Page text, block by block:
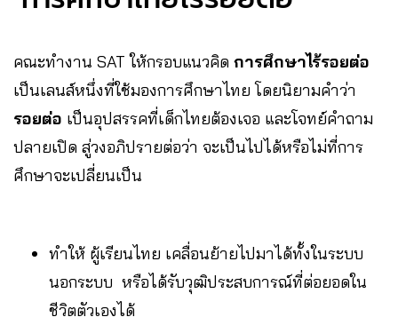
คณะทำงาน SAT ให้กรอบแนวคิด การศึกษาไร้รอยต่อ
เป็นเลนส์หนึ่งที่ใช้มองการศึกษาไทย โดยนิยามคำว่า
รอยต่อ เป็นอุปสรรคที่เด็กไทยต้องเจอ และโจทย์คำถาม
ปลายเปิด สู่วงอภิปรายต่อว่า จะเป็นไปได้หรือไม่ที่การ
ศึกษาจะเปลี่ยนเป็น
ทำให้ ผู้เรียนไทย เคลื่อนย้ายไปมาได้ทั้งในระบบ
นอกระบบ หรือได้รับวุฒิประสบการณ์ที่ต่อยอดใน
ชีวิตตัวเองได้